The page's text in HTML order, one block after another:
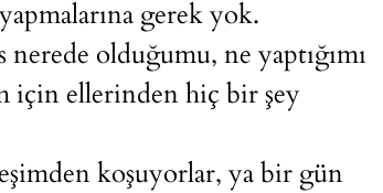
gerek yok.
olduğumu, ne yaptığımı
için ellerinden hiç bir şey
koşuyorlar, ya bir gün